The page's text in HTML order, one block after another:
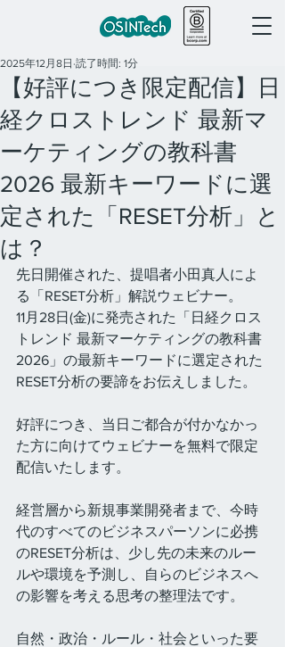
【好評につき限定配信】日
経クロストレンド 最新マ
ーケティングの教科書
2026 最新キーワードに選
定された「RESET分析」と
は？
2025年12月8日 読了時間: 1分
先日開催された、提唱者小田真人によ
る「RESET分析」解説ウェビナー。
11月28日(金)に発売された「日経クロス
トレンド 最新マーケティングの教科書
2026」の最新キーワードに選定された
RESET分析の要諦をお伝えしました。
好評につき、当日ご都合が付かなかっ
た方に向けてウェビナーを無料で限定
配信いたします。
経営層から新規事業開発者まで、今時
代のすべてのビジネスパーソンに必携
のRESET分析は、少し先の未来のルー
ルや環境を予測し、自らのビジネスへ
の影響を考える思考の整理法です。
自然・政治・ルール・社会といった要